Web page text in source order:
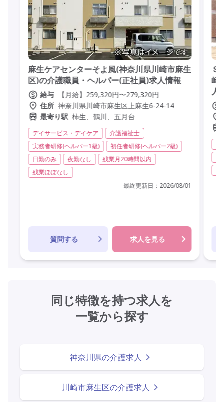
麻生ケアセンターそよ風(神奈川県川崎市麻生
区)の介護職員・ヘルパー(正社員)求人情報
給与
【月給】259,320円〜279,320円
住所 神奈川県川崎市麻生区上麻生6-24-14
最寄り駅 柿生、鶴川、五月台
デイサービス・デイケア
介護福祉士
実務者研修(ヘルパー1級)
初任者研修(ヘルパー2級)
日勤のみ
夜勤なし
残業月20時間以内
残業ほぼなし
最終更新日： 2026/08/01
質問する 求人を見る
Ｓ
崎
人
同じ特徴を持つ求人を
一覧から探す
神奈川県の介護求人
川崎市麻生区の介護求人